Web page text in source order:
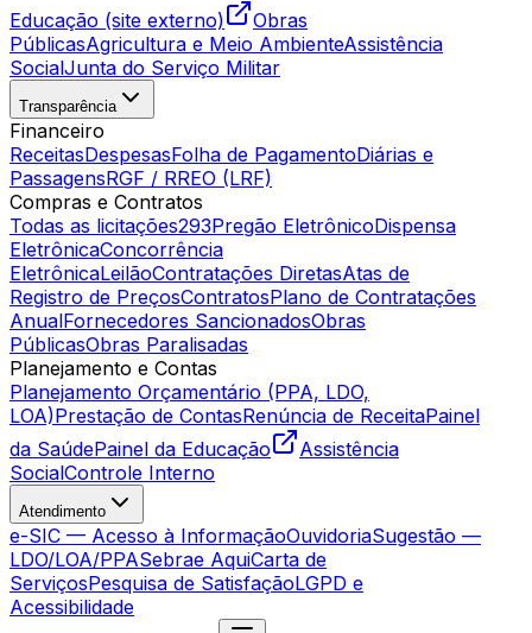
Educação (site externo)
Obras
PúblicasAgricultura e Meio AmbienteAssistência
SocialJunta do Serviço Militar
Transparência
Financeiro
ReceitasDespesasFolha de PagamentoDiárias e
PassagensRGF / RREO (LRF)
Compras e Contratos
Todas as licitações293Pregão EletrônicoDispensa
EletrônicaConcorrência
EletrônicaLeilãoContratações DiretasAtas de
Registro de PreçosContratosPlano de Contratações
AnualFornecedores SancionadosObras
PúblicasObras Paralisadas
Planejamento e Contas
Planejamento Orçamentário (PPA, LDO,
LOA)Prestação de ContasRenúncia de ReceitaPainel
da SaúdePainel da Educação
Assistência
SocialControle Interno
Atendimento
e-SIC — Acesso à InformaçãoOuvidoriaSugestão —
LDO/LOA/PPASebrae AquiCarta de
ServiçosPesquisa de SatisfaçãoLGPD e
Acessibilidade